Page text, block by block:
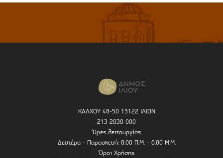
ΚΑΛΧΟΥ 48-50 13122 ΙΛΙΟΝ
213 2030 000
Ώρες λειτουργίας
Δευτέρα - Παρασκευή: 8.00 Π.Μ. - 6.00 Μ.Μ.
Όροι Χρήσης